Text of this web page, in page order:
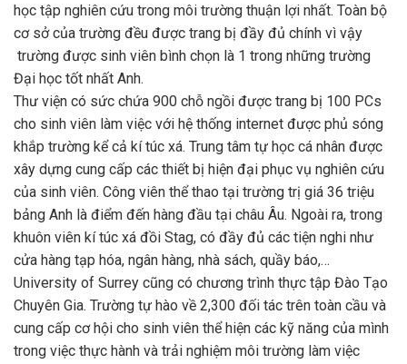
học tập nghiên cứu trong môi trường thuận lợi nhất. Toàn bộ
cơ sở của trường đều được trang bị đầy đủ chính vì vậy
trường được sinh viên bình chọn là 1 trong những trường
Đại học tốt nhất Anh.
Thư viện có sức chứa 900 chỗ ngồi được trang bị 100 PCs
cho sinh viên làm việc với hệ thống internet được phủ sóng
khắp trường kể cả kí túc xá. Trung tâm tự học cá nhân được
xây dựng cung cấp các thiết bị hiện đại phục vụ nghiên cứu
của sinh viên. Công viên thể thao tại trường trị giá 36 triệu
bảng Anh là điểm đến hàng đầu tại châu Âu. Ngoài ra, trong
khuôn viên kí túc xá đồi Stag, có đầy đủ các tiện nghi như
cửa hàng tạp hóa, ngân hàng, nhà sách, quầy báo,…
University of Surrey cũng có chương trình thực tập Đào Tạo
Chuyên Gia. Trường tự hào về 2,300 đối tác trên toàn cầu và
cung cấp cơ hội cho sinh viên thể hiện các kỹ năng của mình
trong việc thực hành và trải nghiệm môi trường làm việc